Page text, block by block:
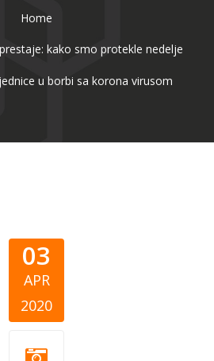
Home
kako smo protekle nedelje
u borbi sa korona virusom
03
APR
2020